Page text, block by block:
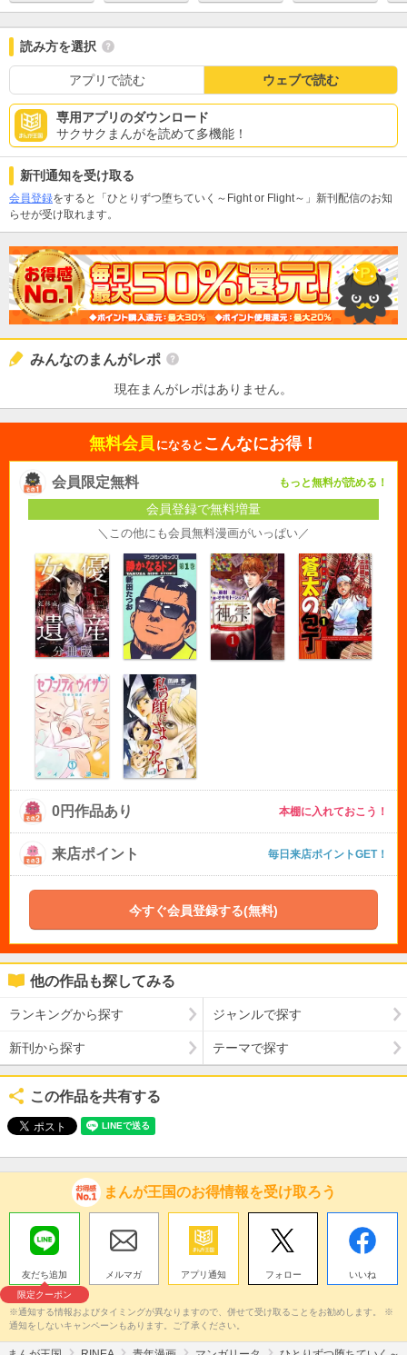
読み方を選択
アプリで読む ウェブで読む
専用アプリのダウンロード
サクサクまんがを読めて多機能！
新刊通知を受け取る
会員登録をすると「ひとりずつ堕ちていく～Fight or Flight～」新刊配信のお知
らせが受け取れます。
みんなのまんがレポ
現在まんがレポはありません。
無料会員 になると こんなにお得！
会員限定無料 もっと無料が読める！
会員登録で無料増量
＼この他にも会員無料漫画がいっぱい／
0円作品あり 本棚に入れておこう！
来店ポイント 毎日来店ポイントGET！
今すぐ会員登録する(無料)
他の作品も探してみる
ランキングから探す ジャンルで探す
新刊から探す テーマで探す
この作品を共有する
まんが王国のお得情報を受け取ろう
友だち追加
限定クーポン
メルマガ アプリ通知 フォロー いいね
※通知する情報およびタイミングが異なりますので、併せて受け取ることをお勧めします。 ※
通知をしないキャンペーンもあります。ご了承ください。